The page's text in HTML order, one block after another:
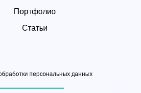
Портфолио
Статьи
персональных данных